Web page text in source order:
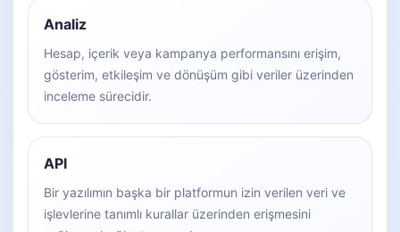
Analiz
Hesap, içerik veya kampanya performansını erişim,
gösterim, etkileşim ve dönüşüm gibi veriler üzerinden
inceleme sürecidir.
API
Bir yazılımın başka bir platformun izin verilen veri ve
işlevlerine tanımlı kurallar üzerinden erişmesini